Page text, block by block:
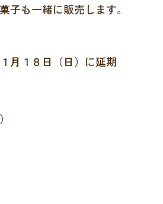
子も一緒に販売します。
月１８日（日）に延期